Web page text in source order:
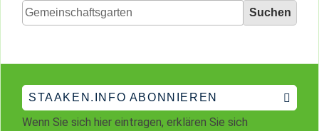
Suchen
nach:
STAAKEN.INFO ABONNIEREN
Wenn Sie sich hier eintragen, erklären Sie sich